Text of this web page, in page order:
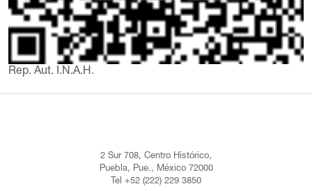
Rep. Aut. I.N.A.H.
2 Sur 708, Centro Histórico,
Puebla, Pue., México 72000
Tel +52 (222) 229 3850